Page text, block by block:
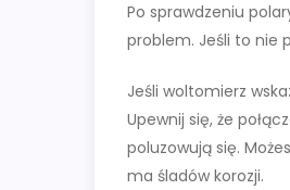
Po sprawdzeniu
problem. Jeśli to nie
Jeśli woltomierz
Upewnij się, że
poluzowują się.
ma śladów korozji.